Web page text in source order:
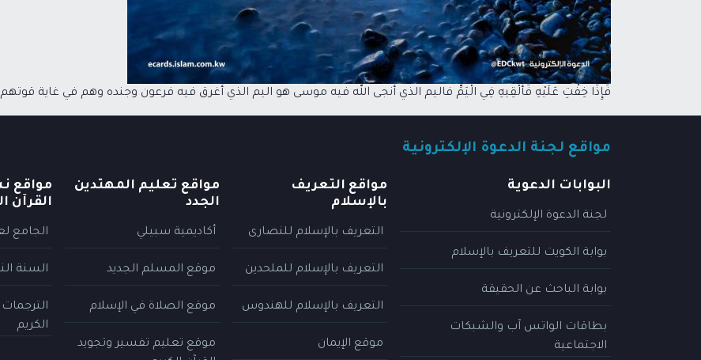
فَإِذَا خِفْتِ عَلَيْهِ فَأَلْقِيهِ فِي الْيَمِّ فاليم الذي أنجى الله فيه موسى هو اليم الذي أغرق فيه فرعون وجنده وهم في غاية قوتهم
مواقع لجنة الدعوة الإلكترونية
البوابات الدعوية
لجنة الدعوة الإلكترونية
بوابة الكويت للتعريف بالإسلام
بوابة الباحث عن الحقيقة
بطاقات الواتس آب والشبكات
الاجتماعية
مواقع التعريف
بالإسلام
التعريف بالإسلام للنصارى
التعريف بالإسلام للملحدين
التعريف بالإسلام للهندوس
موقع الإيمان
مواقع تعليم المهتدين
الجدد
أكاديمية سبيلي
موقع المسلم الجديد
موقع الصلاة في الإسلام
موقع تعليم تفسير وتجويد
مواقع
القرآن
الجامع
السنة
الكريم